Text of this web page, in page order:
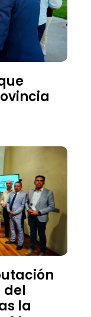
del
la